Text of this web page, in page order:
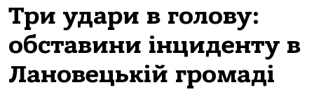
Три удари в голову:
обставини інциденту в
Лановецькій громаді